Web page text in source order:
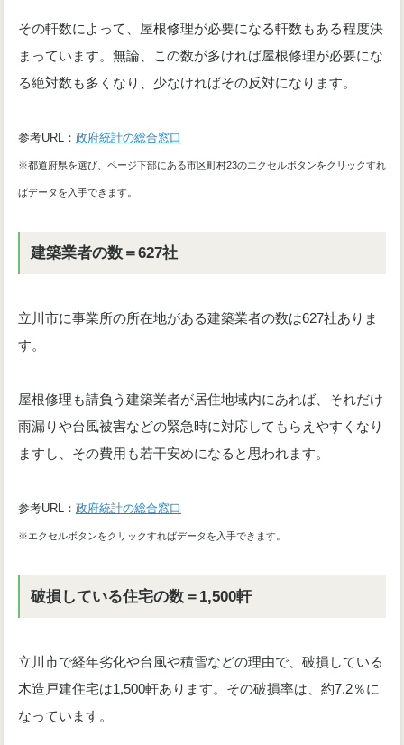
その軒数によって、屋根修理が必要になる軒数もある程度決
まっています。無論、この数が多ければ屋根修理が必要にな
る絶対数も多くなり、少なければその反対になります。
参考URL： 政府統計の総合窓口
※都道府県を選び、ページ下部にある市区町村23のエクセルボタンをクリックすれ
ばデータを入手できます。
建築業者の数＝627社
立川市に事業所の所在地がある建築業者の数は627社ありま
す。
屋根修理も請負う建築業者が居住地域内にあれば、それだけ
雨漏りや台風被害などの緊急時に対応してもらえやすくなり
ますし、その費用も若干安めになると思われます。
参考URL： 政府統計の総合窓口
※エクセルボタンをクリックすればデータを入手できます。
破損している住宅の数＝1,500軒
立川市で経年劣化や台風や積雪などの理由で、破損している
木造戸建住宅は1,500軒あります。その破損率は、約7.2％に
なっています。